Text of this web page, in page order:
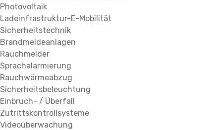
Photovoltaik
Ladeinfrastruktur-E-Mobilität
Sicherheitstechnik
Brandmeldeanlagen
Rauchmelder
Sprachalarmierung
Rauchwärmeabzug
Sicherheitsbeleuchtung
Einbruch- / Überfall
Zutrittskontrollsysteme
Videoüberwachung